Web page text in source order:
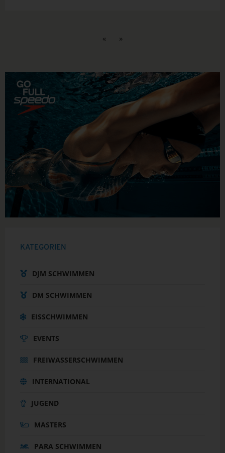
« »
KATEGORIEN
DJM SCHWIMMEN
DM SCHWIMMEN
EISSCHWIMMEN
EVENTS
FREIWASSERSCHWIMMEN
INTERNATIONAL
JUGEND
MASTERS
PARA SCHWIMMEN